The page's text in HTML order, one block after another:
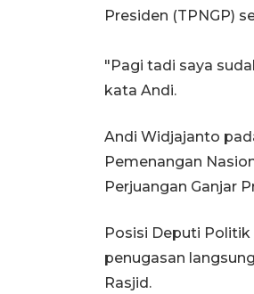
Presiden (TPNGP)
"Pagi tadi saya
kata Andi.
Andi Widjajanto
Pemenangan
Perjuangan Ganjar
Posisi Deputi
penugasan
Rasjid.